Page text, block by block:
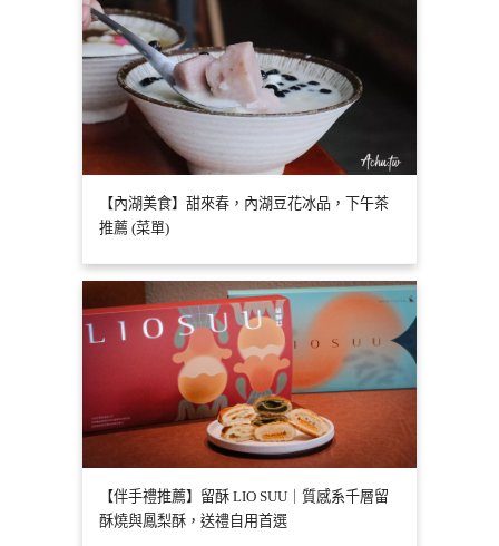
【內湖美食】甜來春，內湖豆花冰品，下午茶
推薦 (菜單)
【伴手禮推薦】留酥 LIO SUU｜質感系千層留
酥燒與鳳梨酥，送禮自用首選